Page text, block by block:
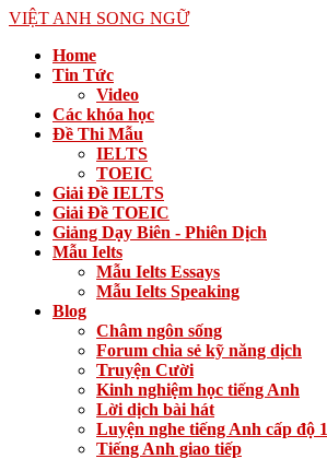
VIỆT ANH SONG NGỮ
Home
Tin Tức
Video
Các khóa học
Đề Thi Mẫu
IELTS
TOEIC
Giải Đề IELTS
Giải Đề TOEIC
Giảng Dạy Biên - Phiên Dịch
Mẫu Ielts
Mẫu Ielts Essays
Mẫu Ielts Speaking
Blog
Châm ngôn sống
Forum chia sẻ kỹ năng dịch
Truyện Cười
Kinh nghiệm học tiếng Anh
Lời dịch bài hát
Luyện nghe tiếng Anh cấp độ 1
Tiếng Anh giao tiếp